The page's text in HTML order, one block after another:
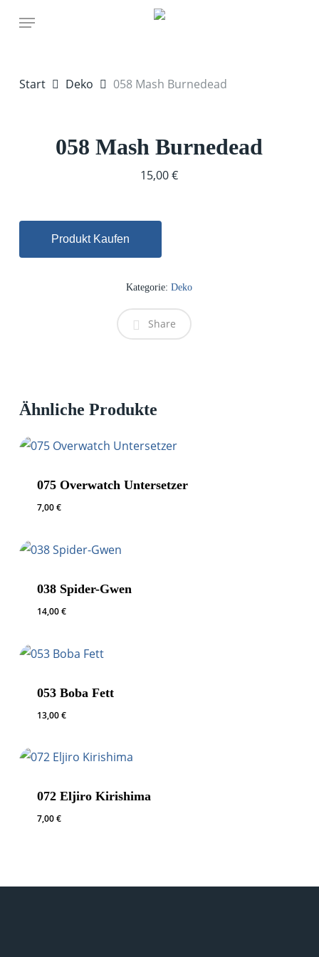
Menu
Start Deko 058 Mash Burnedead
058 Mash Burnedead
15,00€
Produkt Kaufen
Kategorie:Deko
Share
Ähnliche Produkte
075 Overwatch Untersetzer
7,00€
038 Spider-Gwen
14,00€
053 Boba Fett
13,00€
072 Eljiro Kirishima
7,00€